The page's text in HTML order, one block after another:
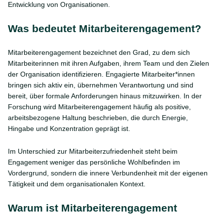
Entwicklung von Organisationen.
Was bedeutet Mitarbeiterengagement?
Mitarbeiterengagement bezeichnet den Grad, zu dem sich
Mitarbeiterinnen mit ihren Aufgaben, ihrem Team und den Zielen
der Organisation identifizieren. Engagierte Mitarbeiter*innen
bringen sich aktiv ein, übernehmen Verantwortung und sind
bereit, über formale Anforderungen hinaus mitzuwirken. In der
Forschung wird Mitarbeiterengagement häufig als positive,
arbeitsbezogene Haltung beschrieben, die durch Energie,
Hingabe und Konzentration geprägt ist.
Im Unterschied zur Mitarbeiterzufriedenheit steht beim
Engagement weniger das persönliche Wohlbefinden im
Vordergrund, sondern die innere Verbundenheit mit der eigenen
Tätigkeit und dem organisationalen Kontext.
Warum ist Mitarbeiterengagement